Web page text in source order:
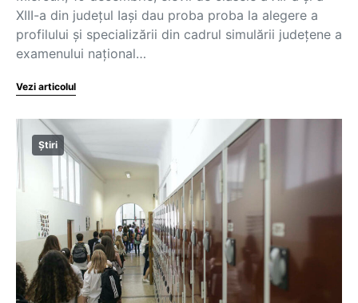
XIII-a din județul Iași dau proba proba la alegere a
profilului şi specializării din cadrul simulării județene a
examenului național…
Vezi articolul
Știri